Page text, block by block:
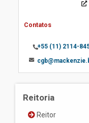
Contatos
+55 (11) 2114-
Reitoria
Reitor